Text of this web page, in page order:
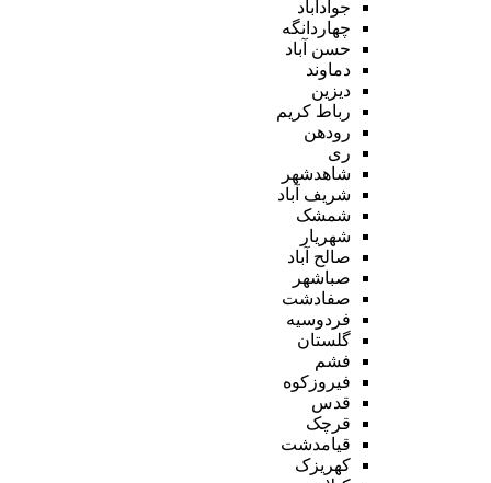
جوادآباد
چهاردانگه
حسن آباد
دماوند
دیزین
رباط کریم
رودهن
ری
شاهدشهر
شریف آباد
شمشک
شهریار
صالح آباد
صباشهر
صفادشت
فردوسیه
گلستان
فشم
فیروزکوه
قدس
قرچک
قیامدشت
کهریزک